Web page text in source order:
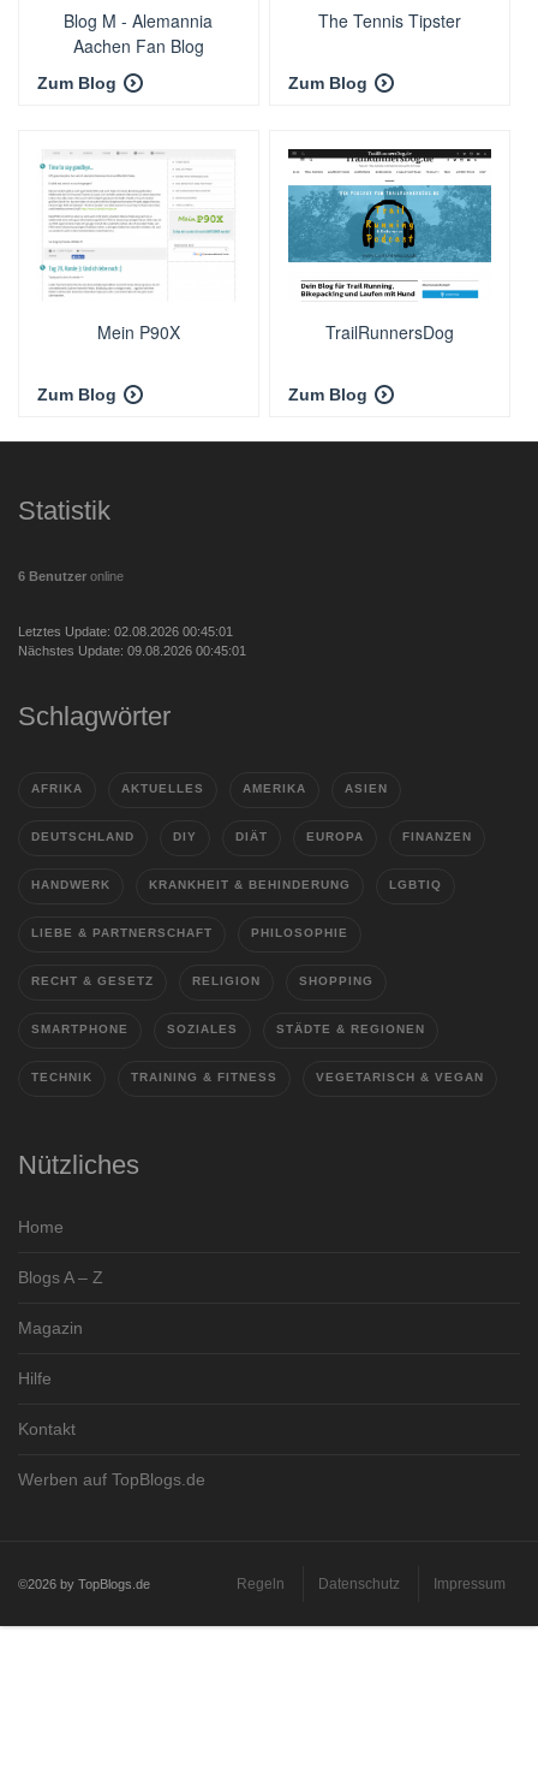
Blog M - Alemannia
Aachen Fan Blog
Zum Blog
The Tennis Tipster
Zum Blog
Mein P90X
Zum Blog
TrailRunnersDog
Zum Blog
Statistik
6 Benutzer online
Letztes Update: 02.08.2026 00:45:01
Nächstes Update: 09.08.2026 00:45:01
Schlagwörter
AFRIKA AKTUELLES AMERIKA ASIEN
DEUTSCHLAND DIY DIÄT EUROPA FINANZEN
HANDWERK KRANKHEIT & BEHINDERUNG LGBTIQ
LIEBE & PARTNERSCHAFT PHILOSOPHIE
RECHT & GESETZ RELIGION SHOPPING
SMARTPHONE SOZIALES STÄDTE & REGIONEN
TECHNIK TRAINING & FITNESS VEGETARISCH & VEGAN
Nützliches
Home
Blogs A – Z
Magazin
Hilfe
Kontakt
Werben auf TopBlogs.de
©2026 by TopBlogs.de Regeln Datenschutz Impressum